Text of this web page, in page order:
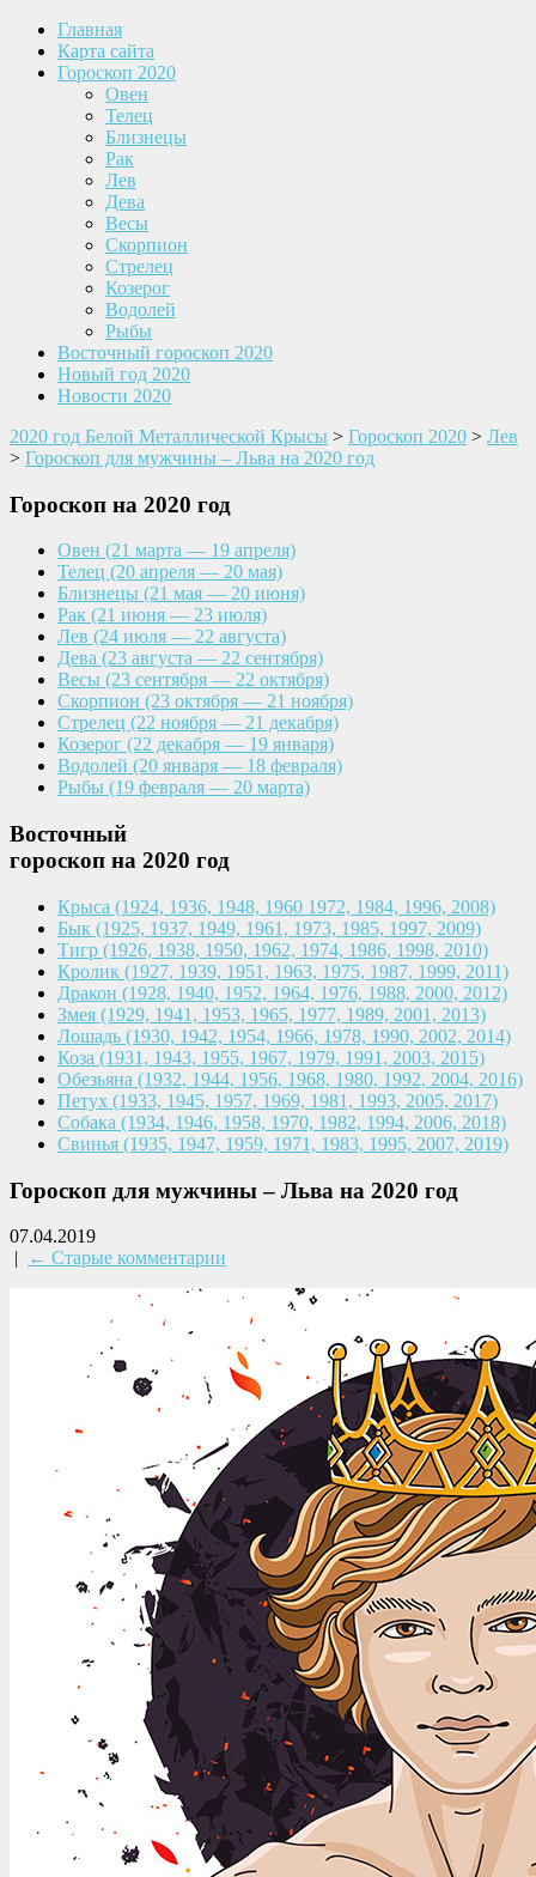
Главная
Карта сайта
Гороскоп 2020
Овен
Телец
Близнецы
Рак
Лев
Дева
Весы
Скорпион
Стрелец
Козерог
Водолей
Рыбы
Восточный гороскоп 2020
Новый год 2020
Новости 2020
2020 год Белой Металлической Крысы > Гороскоп 2020 > Лев
> Гороскоп для мужчины – Льва на 2020 год
Гороскоп на 2020 год
Овен (21 марта — 19 апреля)
Телец (20 апреля — 20 мая)
Близнецы (21 мая — 20 июня)
Рак (21 июня — 23 июля)
Лев (24 июля — 22 августа)
Дева (23 августа — 22 сентября)
Весы (23 сентября — 22 октября)
Скорпион (23 октября — 21 ноября)
Стрелец (22 ноября — 21 декабря)
Козерог (22 декабря — 19 января)
Водолей (20 января — 18 февраля)
Рыбы (19 февраля — 20 марта)
Восточный
гороскоп на 2020 год
Крыса (1924, 1936, 1948, 1960 1972, 1984, 1996, 2008)
Бык (1925, 1937, 1949, 1961, 1973, 1985, 1997, 2009)
Тигр (1926, 1938, 1950, 1962, 1974, 1986, 1998, 2010)
Кролик (1927, 1939, 1951, 1963, 1975, 1987, 1999, 2011)
Дракон (1928, 1940, 1952, 1964, 1976, 1988, 2000, 2012)
Змея (1929, 1941, 1953, 1965, 1977, 1989, 2001, 2013)
Лошадь (1930, 1942, 1954, 1966, 1978, 1990, 2002, 2014)
Коза (1931, 1943, 1955, 1967, 1979, 1991, 2003, 2015)
Обезьяна (1932, 1944, 1956, 1968, 1980, 1992, 2004, 2016)
Петух (1933, 1945, 1957, 1969, 1981, 1993, 2005, 2017)
Собака (1934, 1946, 1958, 1970, 1982, 1994, 2006, 2018)
Свинья (1935, 1947, 1959, 1971, 1983, 1995, 2007, 2019)
Гороскоп для мужчины – Льва на 2020 год
07.04.2019
|
← Старые комментарии